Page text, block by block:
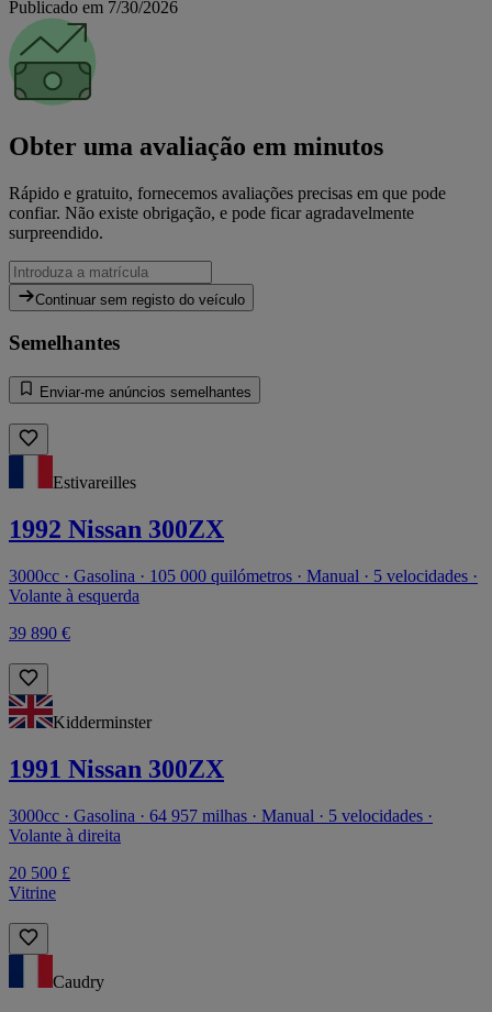
Publicado em 7/30/2026
Obter uma avaliação em minutos
Rápido e gratuito, fornecemos avaliações precisas em que pode
confiar. Não existe obrigação, e pode ficar agradavelmente
surpreendido.
Continuar sem registo do veículo
Semelhantes
Enviar-me anúncios semelhantes
Estivareilles
1992 Nissan 300ZX
3000cc · Gasolina · 105 000 quilómetros · Manual · 5 velocidades ·
Volante à esquerda
39 890 €
Kidderminster
1991 Nissan 300ZX
3000cc · Gasolina · 64 957 milhas · Manual · 5 velocidades ·
Volante à direita
20 500 £
Vitrine
Caudry